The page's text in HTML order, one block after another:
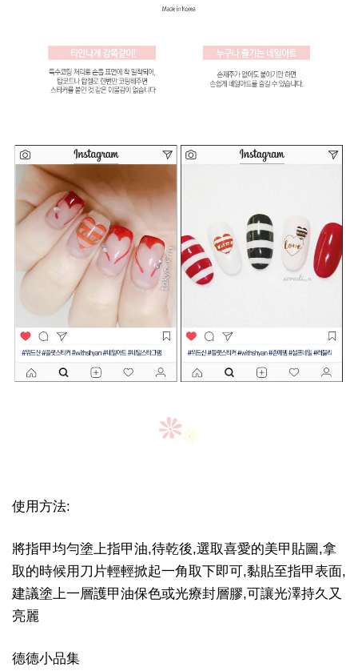
使用方法:
將指甲均勻塗上指甲油,待乾後,選取喜愛的美甲貼圖,拿
取的時候用刀片輕輕掀起一角取下即可,黏貼至指甲表面,
建議塗上一層護甲油保色或光療封層膠,可讓光澤持久又
亮麗
德德小品集